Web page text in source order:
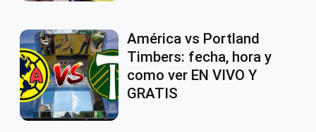
América vs Portland
Timbers: fecha, hora y
como ver EN VIVO Y
GRATIS